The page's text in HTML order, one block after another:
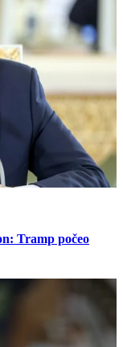
Tramp počeo